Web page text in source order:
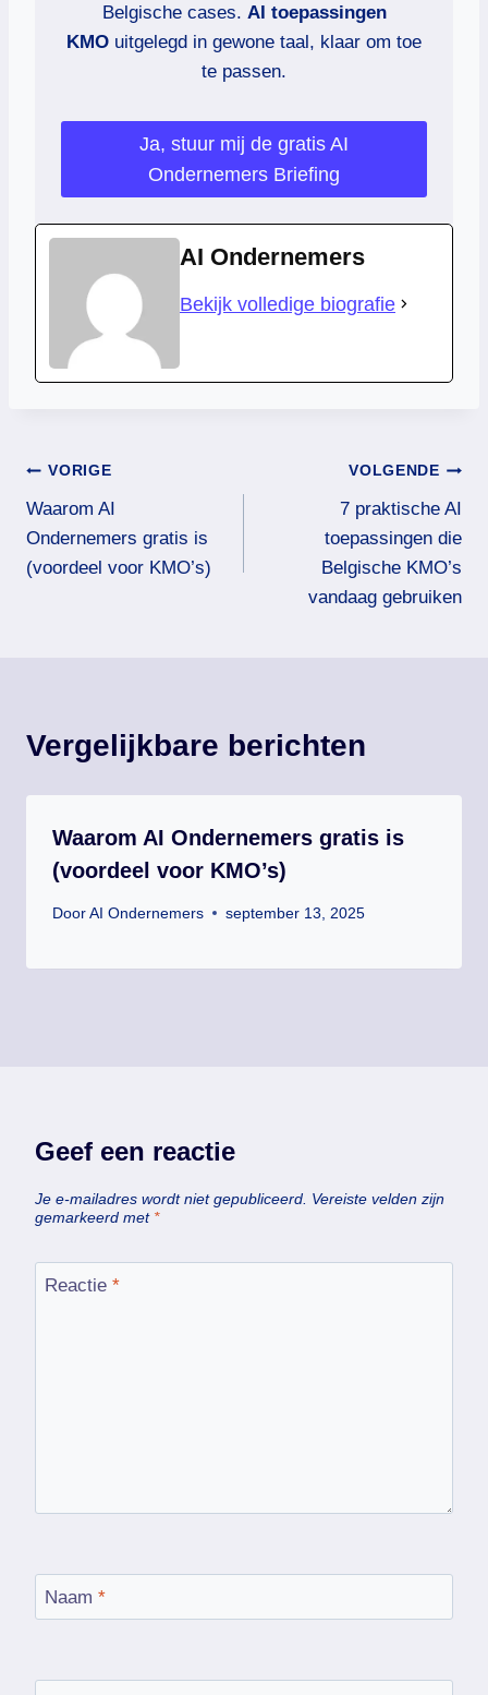
Belgische cases. AI toepassingen
KMO uitgelegd in gewone taal, klaar om toe
te passen.
Ja, stuur mij de gratis AI
Ondernemers Briefing
AI Ondernemers
Bekijk volledige biografie
Bericht
navigatie
VORIGE
Waarom AI
Ondernemers gratis is
(voordeel voor KMO’s)
VOLGENDE
7 praktische AI
toepassingen die
Belgische KMO’s
vandaag gebruiken
Vergelijkbare berichten
Waarom AI Ondernemers gratis is
(voordeel voor KMO’s)
Door AI Ondernemers september 13, 2025
Geef een reactie
Je e-mailadres wordt niet gepubliceerd. Vereiste velden zijn
gemarkeerd met *
Reactie *
Naam *